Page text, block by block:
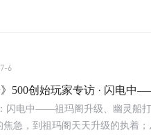
6
》500创始玩家专访 · 闪电
闪电中——祖玛阁升级、幽灵船
焦急，到祖玛阁天天升级的执着